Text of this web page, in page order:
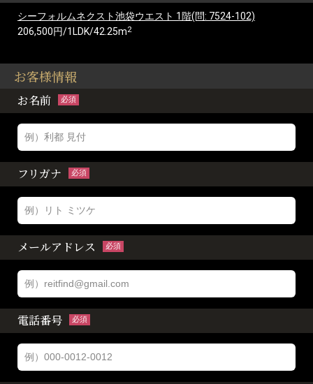
シーフォルムネクスト池袋ウエスト 1階(問: 7524-102)
206,500円/1LDK/42.25m2
お客様情報
お名前 必須
フリガナ 必須
メールアドレス 必須
電話番号 必須